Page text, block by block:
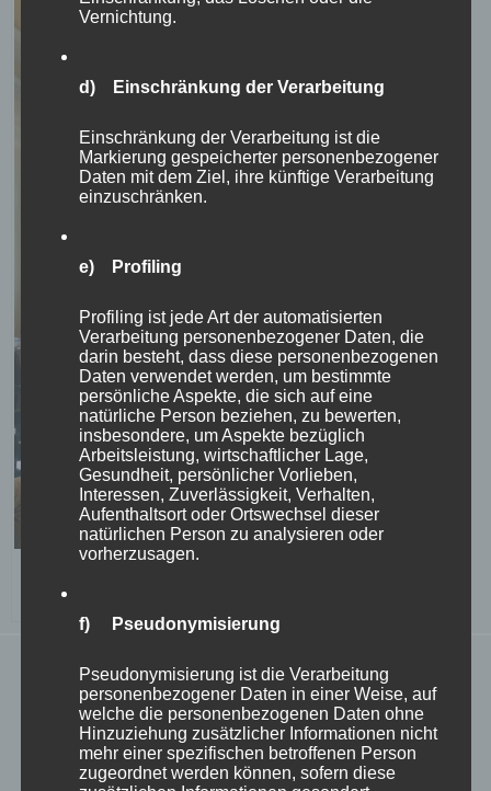
Concert in the Walpersdorf castle chapel, a highlight of the first
Sunday in Advent at Walpersdorf Castle © Brigitte Pamperl
The altar of Walpersdorf castle chapel is a column
retable with the coat of arms of Count Sinzendorf, who
remodelled and furnished the chapel in 1662/63. The
altarpiece shows the crucifixion of Christ with assisting
Vernichtung.
d) Einschränkung der Verarbeitung
Einschränkung der Verarbeitung ist die
Markierung gespeicherter personenbezogener
Daten mit dem Ziel, ihre künftige Verarbeitung
einzuschränken.
e) Profiling
Profiling ist jede Art der automatisierten
Verarbeitung personenbezogener Daten, die
darin besteht, dass diese personenbezogenen
Daten verwendet werden, um bestimmte
persönliche Aspekte, die sich auf eine
natürliche Person beziehen, zu bewerten,
insbesondere, um Aspekte bezüglich
Arbeitsleistung, wirtschaftlicher Lage,
Gesundheit, persönlicher Vorlieben,
Interessen, Zuverlässigkeit, Verhalten,
Aufenthaltsort oder Ortswechsel dieser
natürlichen Person zu analysieren oder
vorherzusagen.
f) Pseudonymisierung
Pseudonymisierung ist die Verarbeitung
personenbezogener Daten in einer Weise, auf
welche die personenbezogenen Daten ohne
Hinzuziehung zusätzlicher Informationen nicht
mehr einer spezifischen betroffenen Person
zugeordnet werden können, sofern diese